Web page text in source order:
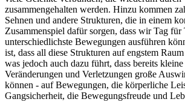
zusammengehalten werden. Hinzu kommen
Sehnen und andere Strukturen, die in einem
Zusammenspiel dafür sorgen, dass wir Tag für
unterschiedlichste Bewegungen ausführen
ist, dass all diese Strukturen auf engstem
was jedoch auch dazu führt, dass bereits
Veränderungen und Verletzungen große
können - auf Bewegungen, die körperliche
Gangsicherheit, die Bewegungsfreude und